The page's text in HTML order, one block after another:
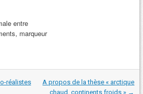
entre
marqueur
réalistes
A propos de la thèse « arctique
chaud, continents froids » →